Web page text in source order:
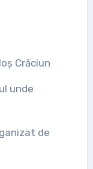
Crăciun
unde
de